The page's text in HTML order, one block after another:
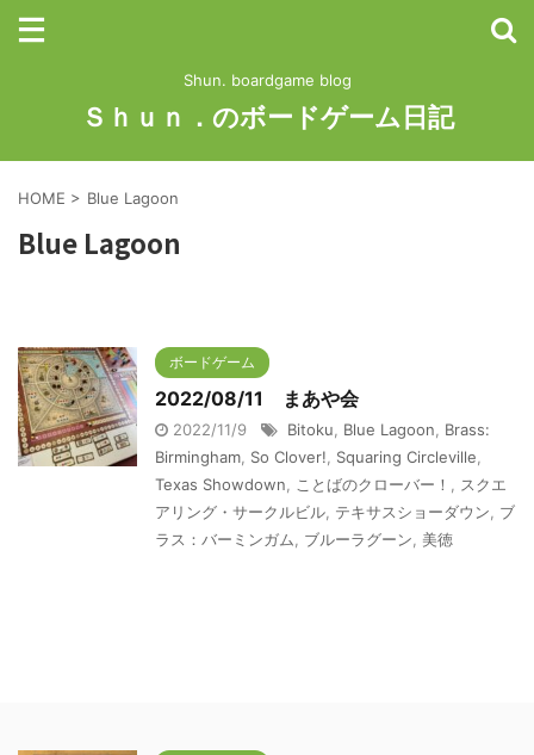
Shun. boardgame blog
Ｓｈｕｎ．のボードゲーム日記
HOME > Blue Lagoon
Blue Lagoon
ボードゲーム
2022/08/11 まあや会
2022/11/9 Bitoku Blue Lagoon
Brass:
Birmingham So Clover! Squaring Circleville
Texas Showdown
ことばのクローバー！
スクエ
アリング・サークルビル テキサスショーダウン
ブ
ラス：バーミンガム
ブルーラグーン 美徳